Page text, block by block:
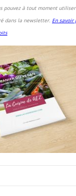
pouvez à tout moment
dans la newsletter. En savoir